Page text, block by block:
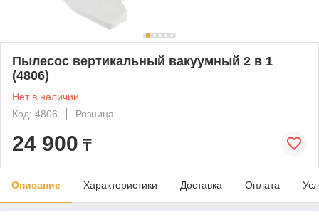
Пылесос вертикальный вакуумный 2 в 1
(4806)
Нет в наличии
Код: 4806
Розница
24 900 ₸
Описание Характеристики Доставка Оплата